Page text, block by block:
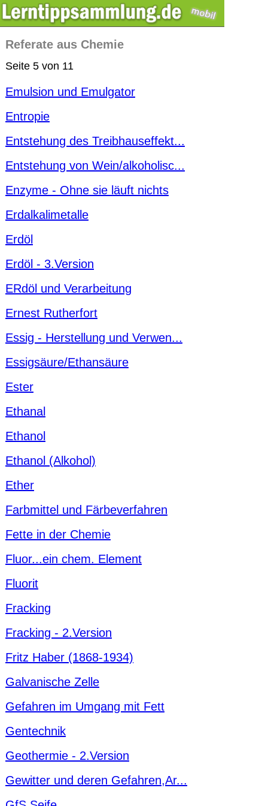
Referate aus Chemie
Seite 5 von 11
Emulsion und Emulgator
Entropie
Entstehung des Treibhauseffekt...
Entstehung von Wein/alkoholisc...
Enzyme - Ohne sie läuft nichts
Erdalkalimetalle
Erdöl
Erdöl - 3.Version
ERdöl und Verarbeitung
Ernest Rutherfort
Essig - Herstellung und Verwen...
Essigsäure/Ethansäure
Ester
Ethanal
Ethanol
Ethanol (Alkohol)
Ether
Farbmittel und Färbeverfahren
Fette in der Chemie
Fluor...ein chem. Element
Fluorit
Fracking
Fracking - 2.Version
Fritz Haber (1868-1934)
Galvanische Zelle
Gefahren im Umgang mit Fett
Gentechnik
Geothermie - 2.Version
Gewitter und deren Gefahren,Ar...